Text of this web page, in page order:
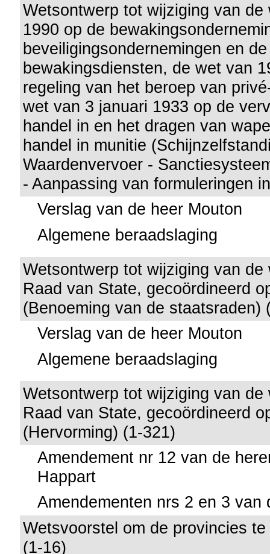
Wetsontwerp tot wijziging van de
1990 op de
beveiligingsondernemingen en
bewakingsdiensten, de wet van
regeling van het beroep van
wet van 3 januari 1933 op de
handel in en het dragen van
handel in munitie
Waardenvervoer -
- Aanpassing van formuleringen
Verslag van de heer Mouton
Algemene beraadslaging
Wetsontwerp tot wijziging van de
Raad van State, gecoördineerd
(Benoeming van de staatsraden)
Verslag van de heer Mouton
Algemene beraadslaging
Wetsontwerp tot wijziging van de
Raad van State, gecoördineerd
(Hervorming) (1-321)
Amendement nr 12 van de
Happart
Amendementen nrs 2 en 3 van
Wetsvoorstel om de provincies
(1-16)